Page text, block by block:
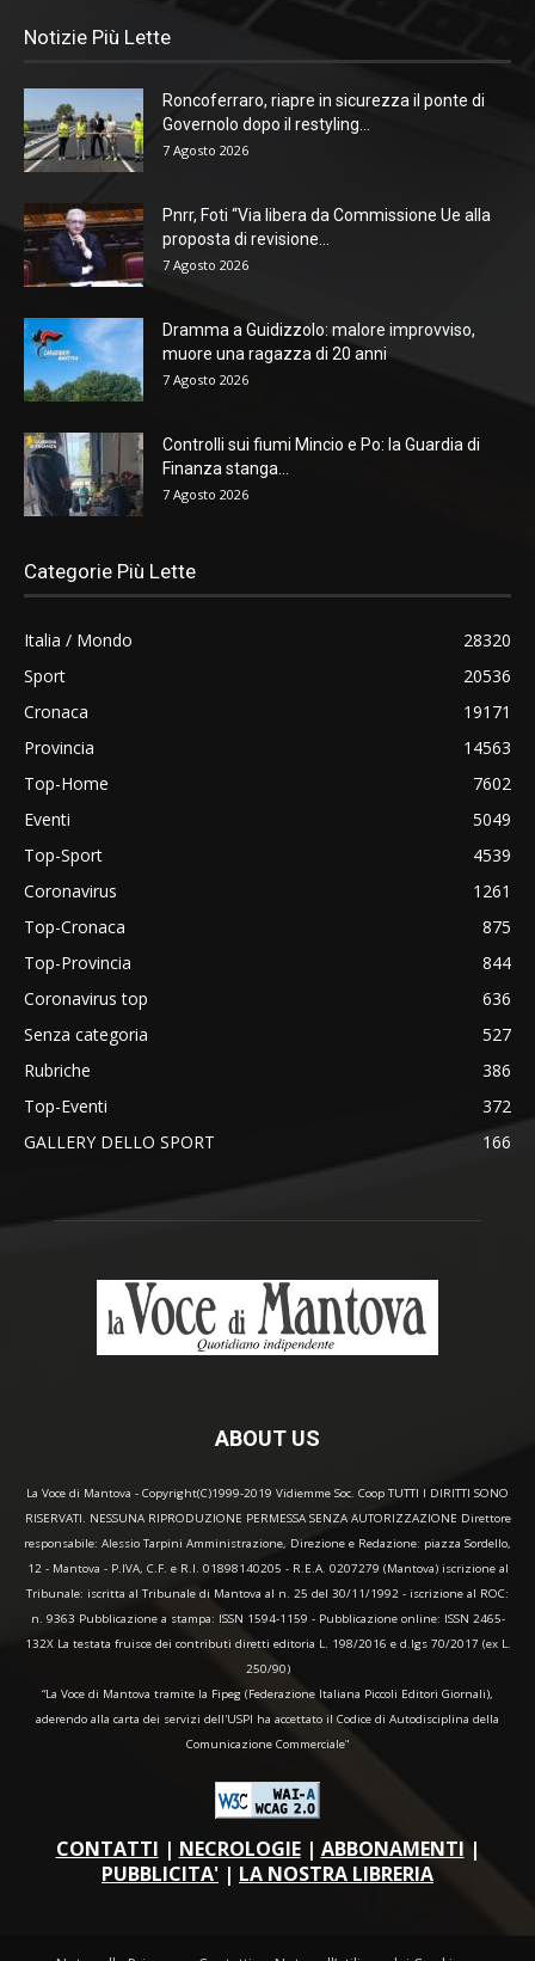
Notizie Più Lette
Roncoferraro, riapre in sicurezza il ponte di
Governolo dopo il restyling...
7 Agosto 2026
Pnrr, Foti “Via libera da Commissione Ue alla
proposta di revisione...
7 Agosto 2026
Dramma a Guidizzolo: malore improvviso,
muore una ragazza di 20 anni
7 Agosto 2026
Controlli sui fiumi Mincio e Po: la Guardia di
Finanza stanga...
7 Agosto 2026
Categorie Più Lette
Italia / Mondo
28320
Sport
20536
Cronaca
19171
Provincia
14563
Top-Home
7602
Eventi
5049
Top-Sport
4539
Coronavirus
1261
Top-Cronaca
875
Top-Provincia
844
Coronavirus top
636
Senza categoria
527
Rubriche
386
Top-Eventi
372
GALLERY DELLO SPORT
166
ABOUT US
La Voce di Mantova - Copyright(C)1999-2019 Vidiemme Soc. Coop TUTTI I DIRITTI SONO
RISERVATI. NESSUNA RIPRODUZIONE PERMESSA SENZA AUTORIZZAZIONE Direttore
responsabile: Alessio Tarpini Amministrazione, Direzione e Redazione: piazza Sordello,
12 - Mantova - P.IVA, C.F. e R.I. 01898140205 - R.E.A. 0207279 (Mantova) iscrizione al
Tribunale: iscritta al Tribunale di Mantova al n. 25 del 30/11/1992 - iscrizione al ROC:
n. 9363 Pubblicazione a stampa: ISSN 1594-1159 - Pubblicazione online: ISSN 2465-
132X La testata fruisce dei contributi diretti editoria L. 198/2016 e d.lgs 70/2017 (ex L.
250/90)
“La Voce di Mantova tramite la Fipeg (Federazione Italiana Piccoli Editori Giornali),
aderendo alla carta dei servizi dell'USPI ha accettato il Codice di Autodisciplina della
Comunicazione Commerciale"
CONTATTI | NECROLOGIE| ABBONAMENTI |
PUBBLICITA' | LA NOSTRA LIBRERIA